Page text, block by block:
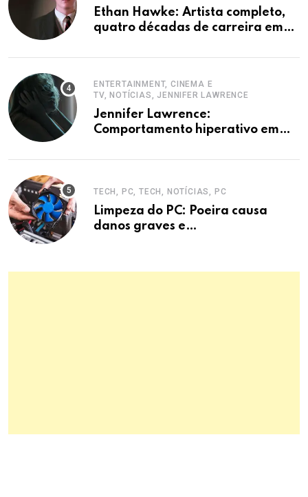
Ethan Hawke: Artista completo,
quatro décadas de carreira em
ENTERTAINMENT, CINEMA E
TV, NOTÍCIAS, JENNIFER LAWRENCE
Jennifer Lawrence:
Comportamento hiperativo em
defesa.
TECH, PC, TECH, NOTÍCIAS, PC
Limpeza do PC: Poeira causa
danos graves e